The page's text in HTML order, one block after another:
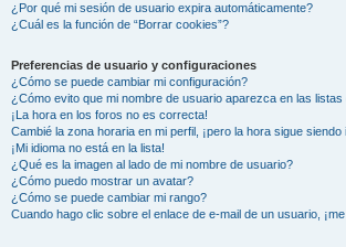
¿Por qué mi sesión de usuario expira automáticamente?
¿Cuál es la función de “Borrar cookies”?
Preferencias de usuario y configuraciones
¿Cómo se puede cambiar mi configuración?
¿Cómo evito que mi nombre de usuario aparezca en las
¡La hora en los foros no es correcta!
Cambié la zona horaria en mi perfil, ¡pero la hora sigue siendo
¡Mi idioma no está en la lista!
¿Qué es la imagen al lado de mi nombre de usuario?
¿Cómo puedo mostrar un avatar?
¿Cómo se puede cambiar mi rango?
Cuando hago clic sobre el enlace de e-mail de un usuario,